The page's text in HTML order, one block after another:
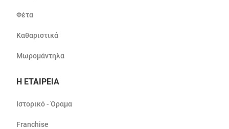
Φέτα
Καθαριστικά
Μωρομάντηλα
Η ΕΤΑΙΡΕΙΑ
Ιστορικό - Όραμα
Franchise